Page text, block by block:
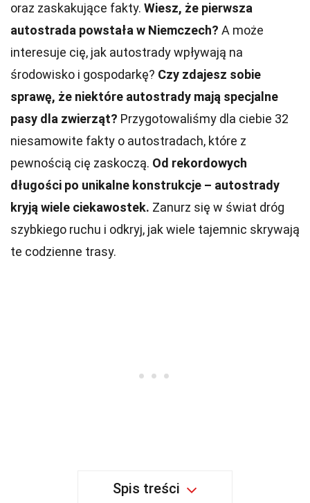
oraz zaskakujące fakty. Wiesz, że pierwsza
autostrada powstała w Niemczech? A może
interesuje cię, jak autostrady wpływają na
środowisko i gospodarkę? Czy zdajesz sobie
sprawę, że niektóre autostrady mają specjalne
pasy dla zwierząt? Przygotowaliśmy dla ciebie 32
niesamowite fakty o autostradach, które z
pewnością cię zaskoczą. Od rekordowych
długości po unikalne konstrukcje – autostrady
kryją wiele ciekawostek. Zanurz się w świat dróg
szybkiego ruchu i odkryj, jak wiele tajemnic skrywają
te codzienne trasy.
Spis treści